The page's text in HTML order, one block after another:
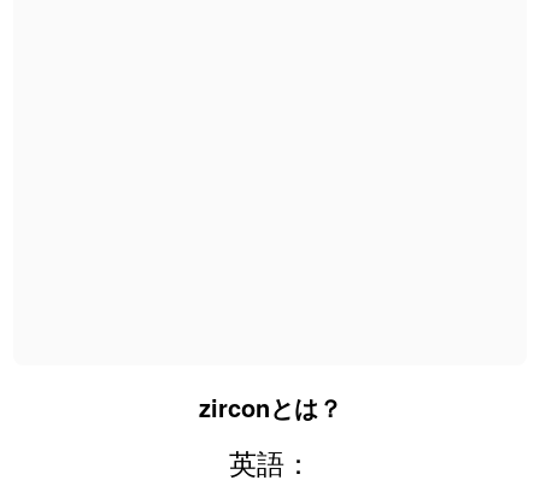
zirconとは？
英語：